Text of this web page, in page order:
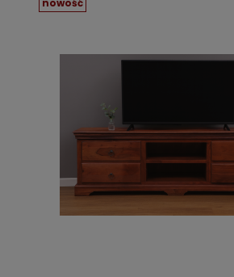
nowość